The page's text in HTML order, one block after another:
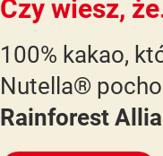
Czy wiesz,
100% kakao,
Nutella®
Rainforest